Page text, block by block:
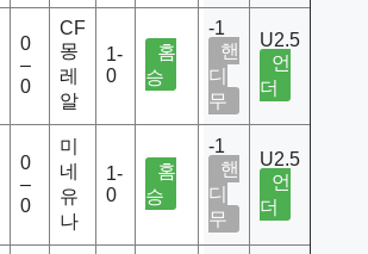
0
–
0
CF
몽
레
알
1-
0
홈
승
-1
핸
디
무
U2.5
언
더
0
–
0
미
네
유
나
1-
0
홈
승
-1
핸
디
무
U2.5
언
더